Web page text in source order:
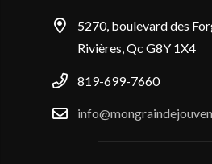
5270, boulevard des
Rivières, Qc G8Y 1X4
819-699-7660